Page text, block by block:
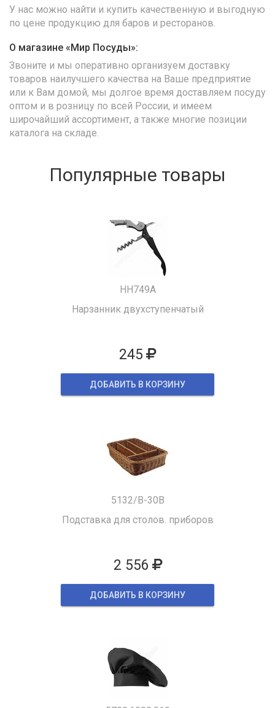
У нас можно найти и купить качественную и выгодную
по цене продукцию для баров и ресторанов.
О магазине «Мир Посуды»:
Звоните и мы оперативно организуем доставку
товаров наилучшего качества на Ваше предприятие
или к Вам домой, мы долгое время доставляем посуду
оптом и в розницу по всей России, и имеем
широчайший ассортимент, а также многие позиции
каталога на складе.
Популярные товары
HH749A
Нарзанник двухступенчатый
245
ДОБАВИТЬ В КОРЗИНУ
5132/B-30B
Подставка для столов. приборов
2 556
ДОБАВИТЬ В КОРЗИНУ